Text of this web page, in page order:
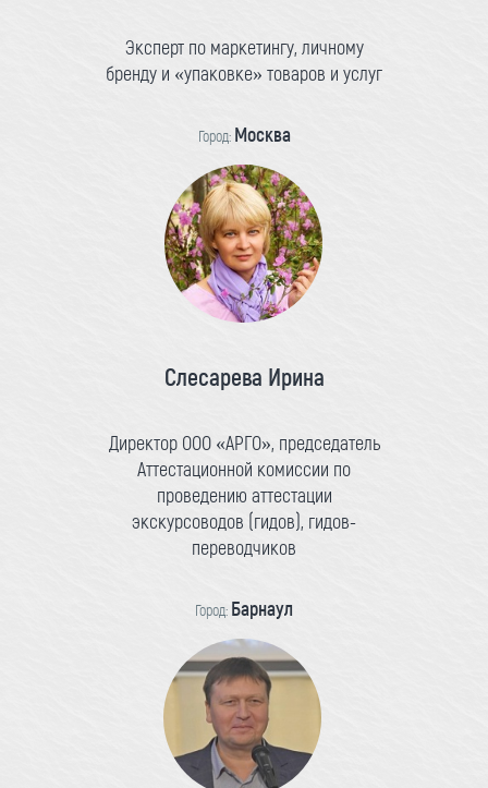
Эксперт по маркетингу, личному
бренду и «упаковке» товаров и услуг
Город: Москва
Слесарева Ирина
Директор ООО «АРГО», председатель
Аттестационной комиссии по
проведению аттестации
экскурсоводов (гидов), гидов-
переводчиков
Город: Барнаул